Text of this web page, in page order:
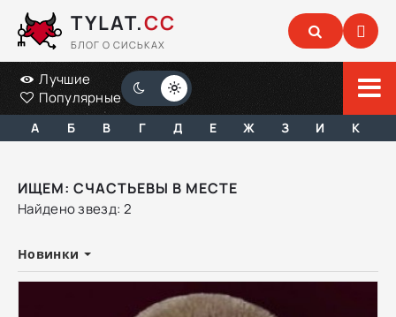
TYLAT.CC
БЛОГ О СИСЬКАХ
Лучшие
Популярные
А Б В Г Д Е Ж З И К
ИЩЕМ: СЧАСТЬЕВЫ В МЕСТЕ
Найдено звезд: 2
Новинки